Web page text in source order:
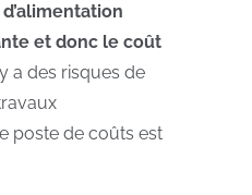
et donc le coût
a des risques de
poste de coûts est